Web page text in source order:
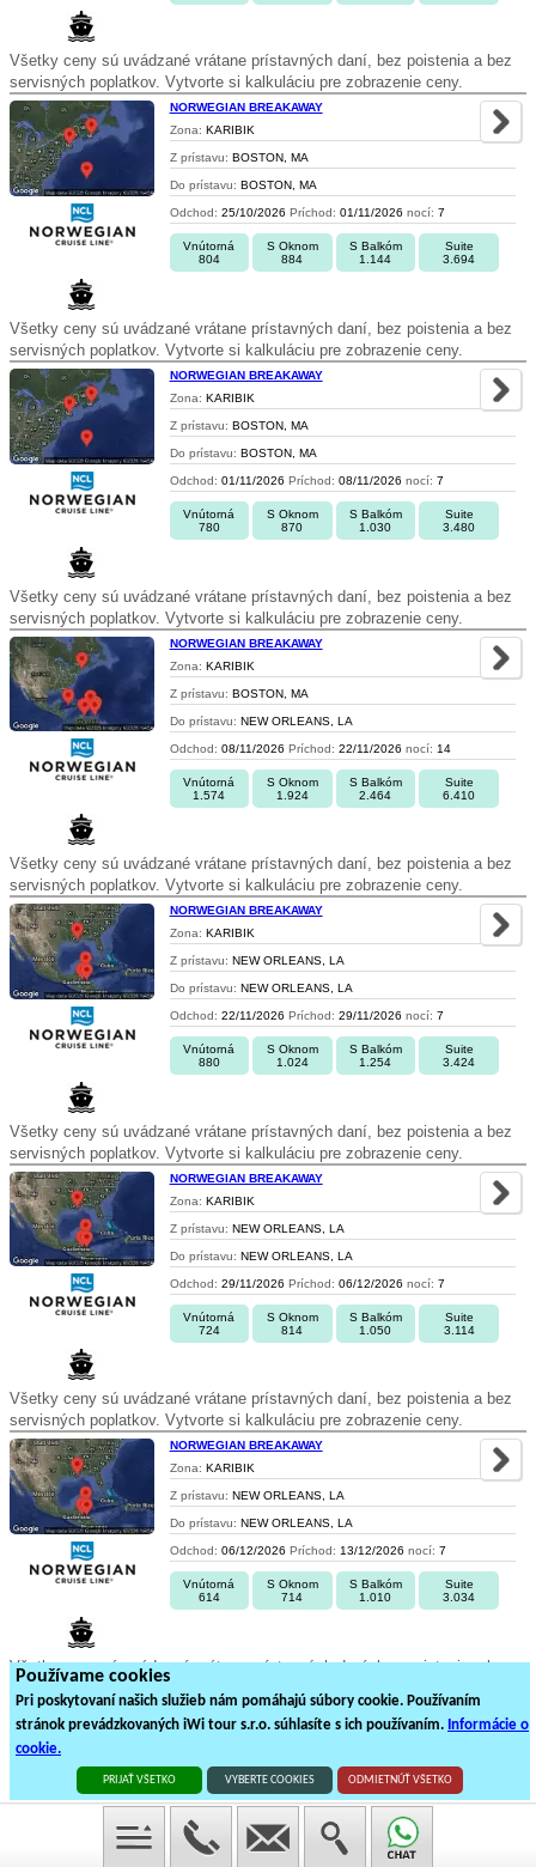
Používame cookies
Pri poskytovaní našich služieb nám pomáhajú súbory cookie. Používaním
stránok prevádzkovaných iWi tour s.r.o. súhlasíte s ich používaním. Informácie o
cookie.
PRIJAŤ VŠETKO VYBERTE COOKIES ODMIETNÚŤ VŠETKO
Všetky ceny sú uvádzané vrátane prístavných daní, bez poistenia a bez
servisných poplatkov. Vytvorte si kalkuláciu pre zobrazenie ceny.
NORWEGIAN BREAKAWAY
Zona: KARIBIK
Z prístavu: BOSTON, MA
Do prístavu: BOSTON, MA
Odchod: 25/10/2026 Príchod: 01/11/2026 nocí: 7
Vnútorná
804
S Oknom
884
S Balkóm
1.144
Suite
3.694
Všetky ceny sú uvádzané vrátane prístavných daní, bez poistenia a bez
servisných poplatkov. Vytvorte si kalkuláciu pre zobrazenie ceny.
NORWEGIAN BREAKAWAY
Zona: KARIBIK
Z prístavu: BOSTON, MA
Do prístavu: BOSTON, MA
Odchod: 01/11/2026 Príchod: 08/11/2026 nocí: 7
Vnútorná
780
S Oknom
870
S Balkóm
1.030
Suite
3.480
Všetky ceny sú uvádzané vrátane prístavných daní, bez poistenia a bez
servisných poplatkov. Vytvorte si kalkuláciu pre zobrazenie ceny.
NORWEGIAN BREAKAWAY
Zona: KARIBIK
Z prístavu: BOSTON, MA
Do prístavu: NEW ORLEANS, LA
Odchod: 08/11/2026 Príchod: 22/11/2026 nocí: 14
Vnútorná
1.574
S Oknom
1.924
S Balkóm
2.464
Suite
6.410
Všetky ceny sú uvádzané vrátane prístavných daní, bez poistenia a bez
servisných poplatkov. Vytvorte si kalkuláciu pre zobrazenie ceny.
NORWEGIAN BREAKAWAY
Zona: KARIBIK
Z prístavu: NEW ORLEANS, LA
Do prístavu: NEW ORLEANS, LA
Odchod: 22/11/2026 Príchod: 29/11/2026 nocí: 7
Vnútorná
880
S Oknom
1.024
S Balkóm
1.254
Suite
3.424
Všetky ceny sú uvádzané vrátane prístavných daní, bez poistenia a bez
servisných poplatkov. Vytvorte si kalkuláciu pre zobrazenie ceny.
NORWEGIAN BREAKAWAY
Zona: KARIBIK
Z prístavu: NEW ORLEANS, LA
Do prístavu: NEW ORLEANS, LA
Odchod: 29/11/2026 Príchod: 06/12/2026 nocí: 7
Vnútorná
724
S Oknom
814
S Balkóm
1.050
Suite
3.114
Všetky ceny sú uvádzané vrátane prístavných daní, bez poistenia a bez
servisných poplatkov. Vytvorte si kalkuláciu pre zobrazenie ceny.
NORWEGIAN BREAKAWAY
Zona: KARIBIK
Z prístavu: NEW ORLEANS, LA
Do prístavu: NEW ORLEANS, LA
Odchod: 06/12/2026 Príchod: 13/12/2026 nocí: 7
Vnútorná
614
S Oknom
714
S Balkóm
1.010
Suite
3.034
Všetky ceny sú uvádzané vrátane prístavných daní, bez poistenia a bez
1 2 3 4 5
97plavieb loďou na5stránkách